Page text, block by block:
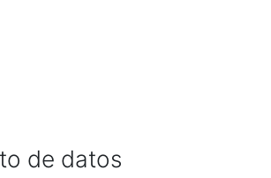
de datos